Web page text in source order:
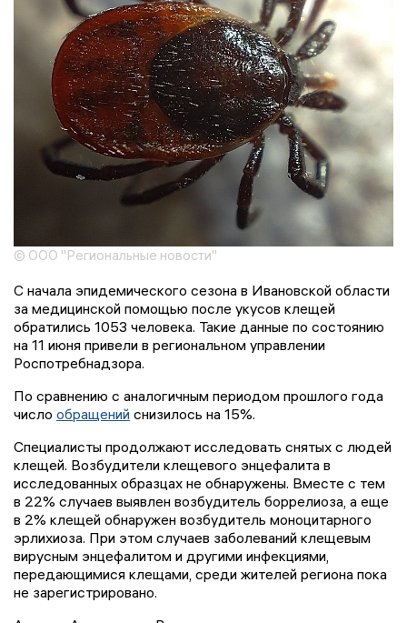
© ООО "Региональные новости"
С начала эпидемического сезона в Ивановской области
за медицинской помощью после укусов клещей
обратились 1053 человека. Такие данные по состоянию
на 11 июня привели в региональном управлении
Роспотребнадзора.
По сравнению с аналогичным периодом прошлого года
число обращений снизилось на 15%.
Специалисты продолжают исследовать снятых с людей
клещей. Возбудители клещевого энцефалита в
исследованных образцах не обнаружены. Вместе с тем
в 22% случаев выявлен возбудитель боррелиоза, а еще
в 2% клещей обнаружен возбудитель моноцитарного
эрлихиоза. При этом случаев заболеваний клещевым
вирусным энцефалитом и другими инфекциями,
передающимися клещами, среди жителей региона пока
не зарегистрировано.